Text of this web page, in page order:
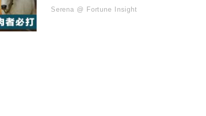
球場活動前 男子攜槍彈被捕
51 企業擴張放慢兼縮減人手
億美元 支援Anthropic租用Google晶片
Serena @ Fortune Insight